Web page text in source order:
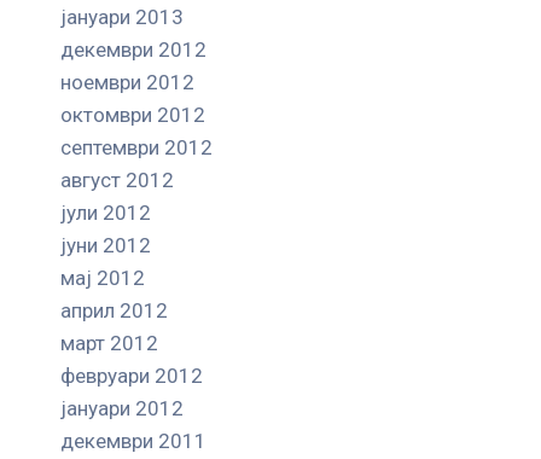
јануари 2013
декември 2012
ноември 2012
октомври 2012
септември 2012
август 2012
јули 2012
јуни 2012
мај 2012
април 2012
март 2012
февруари 2012
јануари 2012
декември 2011